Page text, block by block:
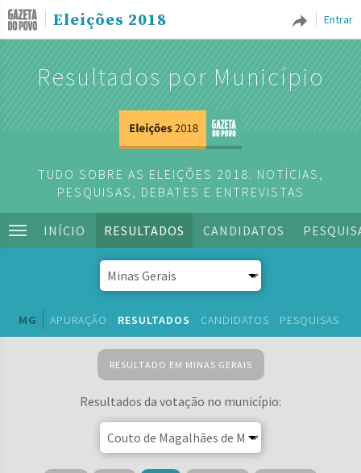
Entrar
Eleições 2018
Resultados por Município
TUDO SOBRE AS ELEIÇÕES 2018: NOTÍCIAS,
PESQUISAS, DEBATES E ENTREVISTAS
INÍCIO RESULTADOS CANDIDATOS
MG APURAÇÃO RESULTADOS CANDIDATOS PESQUISAS
RESULTADO EM MINAS GERAIS
Resultados da votação no município: